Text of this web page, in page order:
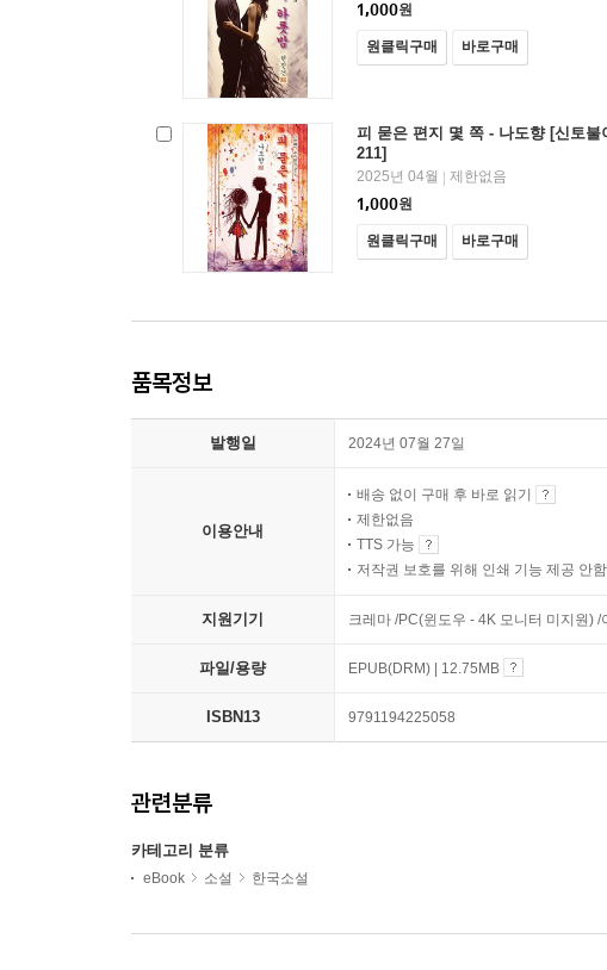
1,000원
원클릭구매 바로구매
피 묻은 편지 몇 쪽 - 나도향 [신토불
211]
2025년 04월
제한없음
1,000원
원클릭구매 바로구매
품목정보
발행일 2024년 07월 27일
이용안내
배송 없이 구매 후 바로 읽기
제한없음
TTS 가능
저작권 보호를 위해 인쇄 기능 제공 안함
지원기기 크레마 /PC(윈도우 - 4K 모니터 미지원)
파일/용량 EPUB(DRM) | 12.75MB
ISBN13 9791194225058
관련분류
카테고리 분류
eBook 소설 한국소설